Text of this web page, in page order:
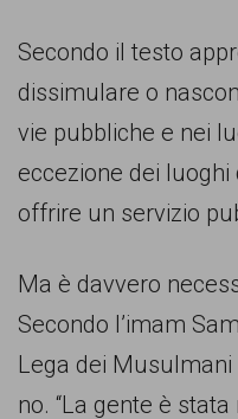
che
battono
per
le
opportunità
Secondo il testo
dissimulare o
vie pubbliche e nei
eccezione dei
offrire un servizio
Ma è davvero
Secondo l’imam
Lega dei
no. “La gente è